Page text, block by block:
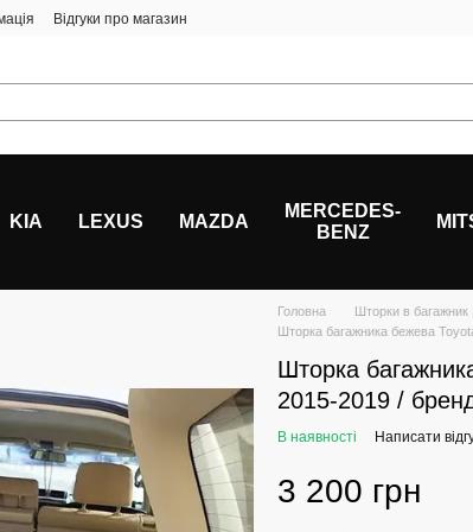
Відгуки про магазин
KIA LEXUS MAZDA
MERCEDES-
BENZ
Головна Шторки в багажник
Шторка багажника бежева
Шторка
2015-2019 /
В наявності Написати
3 200 грн